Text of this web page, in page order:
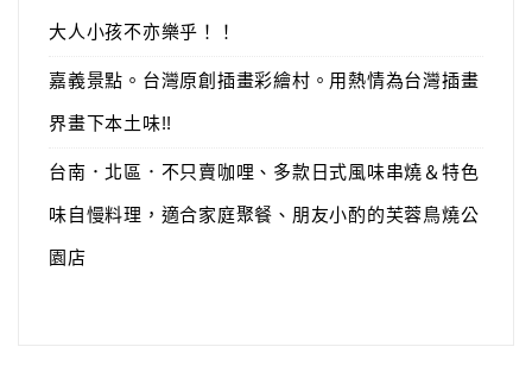
大人小孩不亦樂乎！！
嘉義景點。台灣原創插畫彩繪村。用熱情為台灣插畫
界畫下本土味!!
台南．北區．不只賣咖哩、多款日式風味串燒＆特色
味自慢料理，適合家庭聚餐、朋友小酌的芙蓉鳥燒公
園店